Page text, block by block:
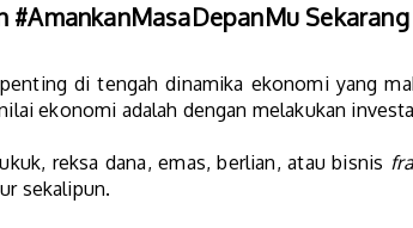
Sekarang
di tengah dinamika ekonomi yang
ekonomi adalah dengan melakukan
reksa dana, emas, berlian, atau bisnis
sekalipun.